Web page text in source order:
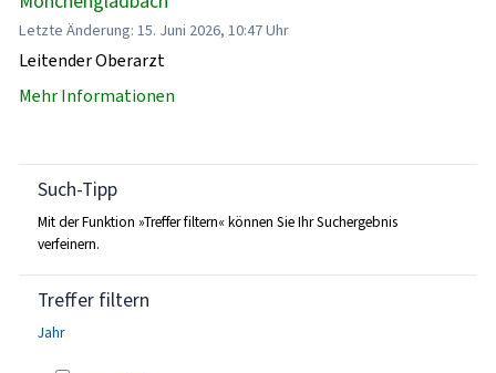
Letzte Änderung: 15. Juni 2026, 10:47 Uhr
Leitender Oberarzt
Mehr Informationen
Such-Tipp
Mit der Funktion »Treffer filtern« können Sie Ihr Suchergebnis
verfeinern.
Treffer filtern
Jahr